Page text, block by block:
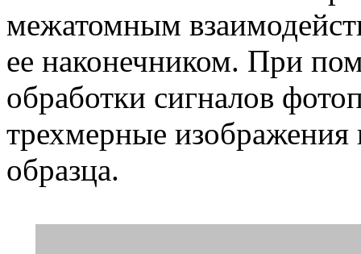
межатомным
ее наконечником. При
обработки сигналов
трехмерные изображения
образца.